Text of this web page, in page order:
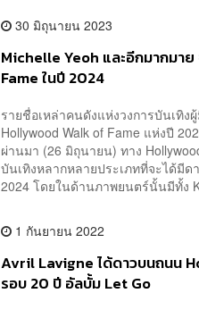
30 มิถุนายน 2023
Michelle Yeoh และอีกมากมา
Fame ในปี 2024
รายชื่อเหล่าคนดังแห่งวงการบันเทิ
Hollywood Walk of Fame แห่งปี
ผ่านมา (26 มิถุนายน) ทาง
บันเทิงหลากหลายประเภทที่จะได้มี
2024 โดยในด้านภาพยนตร์นั้นมีทั้ง
1 กันยายน 2022
Avril Lavigne ได้ดาวบนถนน
รอบ 20 ปี อัลบั้ม Let Go